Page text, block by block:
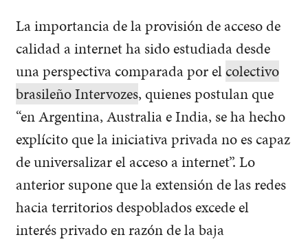
La importancia de la provisión de acceso de
calidad a internet ha sido estudiada desde
una perspectiva comparada por elcolectivo
brasileño Intervozes, quienes postulan que
“en Argentina, Australia e India, se ha hecho
explícito que la iniciativa privada no es capaz
de universalizar el acceso a internet”. Lo
anterior supone que la extensión de las redes
hacia territorios despoblados excede el
interés privado en razón de la baja